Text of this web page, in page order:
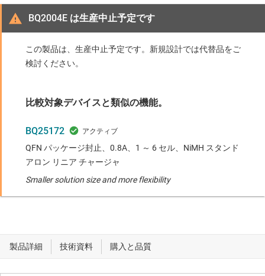
BQ2004E は生産中止予定です
この製品は、生産中止予定です。新規設計では代替品をご
検討ください。
比較対象デバイスと類似の機能。
BQ25172
QFN パッケージ封止、0.8A、1 ～ 6 セル、NiMH スタンド
アロン リニア チャージャ
Smaller solution size and more flexibility